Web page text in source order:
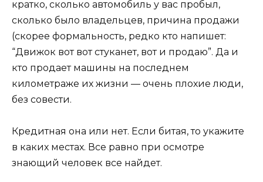
кратко, сколько автомобиль у вас пробыл,
сколько было владельцев, причина продажи
(скорее формальность, редко кто напишет:
“Движок вот вот стуканет, вот и продаю”. Да и
кто продает машины на последнем
километраже их жизни — очень плохие люди,
без совести.
Кредитная она или нет. Если битая, то укажите
в каких местах. Все равно при осмотре
знающий человек все найдет.